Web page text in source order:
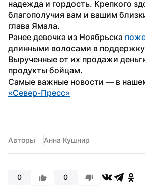
надежда и гордость. Крепкого
благополучия вам и вашим
глава Ямала.
Ранее девочка из Ноябрьска
длинными волосами в
Вырученные от их продажи
продукты бойцам.
«Север-Пресс»
Авторы Анна Кушнир
0 0